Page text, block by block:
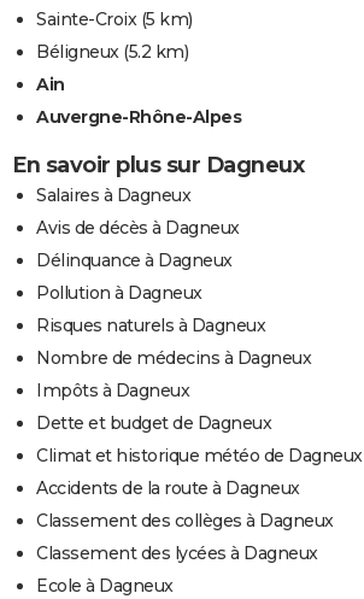
Sainte-Croix(5 km)
Béligneux(5.2 km)
Ain
Auvergne-Rhône-Alpes
En savoir plus sur Dagneux
Salaires à Dagneux
Avis de décès à Dagneux
Délinquance à Dagneux
Pollution à Dagneux
Risques naturels à Dagneux
Nombre de médecins à Dagneux
Impôts à Dagneux
Dette et budget de Dagneux
Climat et historique météo de Dagneux
Accidents de la route à Dagneux
Classement des collèges à Dagneux
Classement des lycées à Dagneux
Ecole à Dagneux